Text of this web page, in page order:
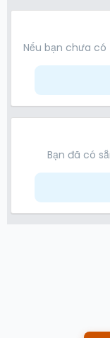
Nếu bạn chưa
Bạn đã có